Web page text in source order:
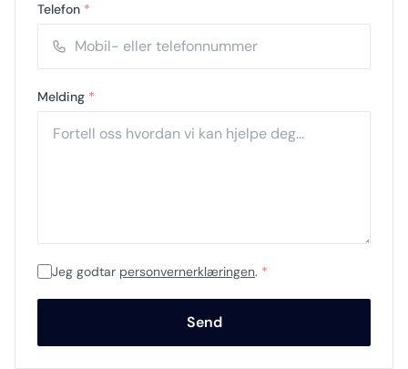
Telefon *
Melding *
Jeg godtar personvernerklæringen. *
Send